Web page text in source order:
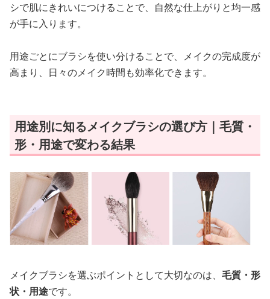
シで肌にきれいにつけることで、自然な仕上がりと均一感
が手に入ります。
用途ごとにブラシを使い分けることで、メイクの完成度が
高まり、日々のメイク時間も効率化できます。
用途別に知るメイクブラシの選び方｜毛質・
形・用途で変わる結果
メイクブラシを選ぶポイントとして大切なのは、 毛質・形
状・用途です。